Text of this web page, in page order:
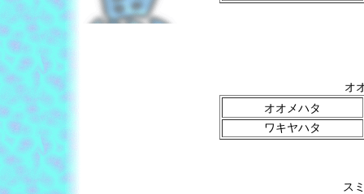
オ
オオメハタ
ワキヤハタ
ス